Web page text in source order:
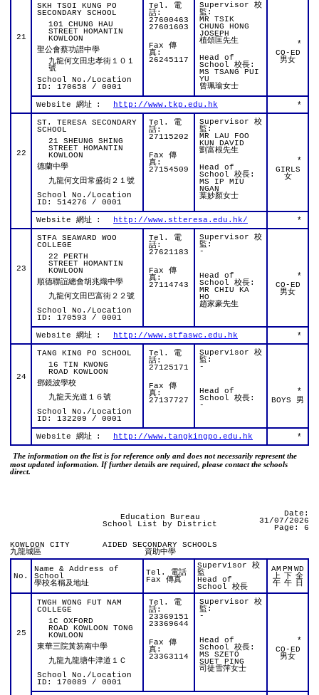
21
SKH TSOI KUNG PO
SECONDARY SCHOOL
101 CHUNG HAU
STREET HOMANTIN
KOWLOON
聖公會蔡功譜中學
九龍何文田忠孝街１０１
號
School No./Location
ID: 170658 / 0001
Tel. 電
話:
27600463
27601603
Fax 傳
真:
26245117
Supervisor 校
監:
MR TSIK
CHUNG HONG
JOSEPH
植頌匡先生
Head of
School 校長:
MS TSANG PUI
YU
曾珮瑜女士
*
CO-ED
男女
Website 網址 : http://www.tkp.edu.hk *
22
ST. TERESA SECONDARY
SCHOOL
21 SHEUNG SHING
STREET HOMANTIN
KOWLOON
德蘭中學
九龍何文田常盛街２１號
School No./Location
ID: 514276 / 0001
Tel. 電
話:
27115202
Fax 傳
真:
27154509
Supervisor 校
監:
MR LAU FOO
KUN DAVID
劉富根先生
Head of
School 校長:
MS IP MIU
NGAN
葉妙顏女士
*
GIRLS
女
Website 網址 : http://www.stteresa.edu.hk/ *
23
STFA SEAWARD WOO
COLLEGE
22 PERTH
STREET HOMANTIN
KOWLOON
順德聯誼總會胡兆熾中學
九龍何文田巴富街２２號
School No./Location
ID: 170593 / 0001
Tel. 電
話:
27621183
Fax 傳
真:
27114743
Supervisor 校
監:
-
Head of
School 校長:
MR CHIU KA
HO
趙家豪先生
*
CO-ED
男女
Website 網址 : http://www.stfaswc.edu.hk *
24
TANG KING PO SCHOOL
16 TIN KWONG
ROAD KOWLOON
鄧鏡波學校
九龍天光道１６號
School No./Location
ID: 132209 / 0001
Tel. 電
話:
27125171
Fax 傳
真:
27137727
Supervisor 校
監:
-
Head of
School 校長:
-
*
BOYS 男
Website 網址 : http://www.tangkingpo.edu.hk *
The information on the list is for reference only and does not necessarily represent the
most updated information. If further details are required, please contact the schools
direct.
Education Bureau
School List by District
Date:
31/07/2026
Page: 6
KOWLOON CITY
九龍城區
AIDED SECONDARY SCHOOLS
資助中學
No.
Name & Address of
School
學校名稱及地址
Tel. 電話
Fax 傳真
Supervisor 校
監
Head of
School 校長
AM
上
午
PM
下
午
WD
全
日
25
TWGH WONG FUT NAM
COLLEGE
1C OXFORD
ROAD KOWLOON TONG
KOWLOON
東華三院黃笏南中學
九龍九龍塘牛津道１Ｃ
School No./Location
ID: 170089 / 0001
Tel. 電
話:
23369151
23369644
Fax 傳
真:
23363114
Supervisor 校
監:
-
Head of
School 校長:
MS SZETO
SUET PING
司徒雪萍女士
*
CO-ED
男女